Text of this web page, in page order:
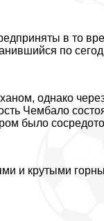
в то
по
однако
Чембало
было
и крутыми